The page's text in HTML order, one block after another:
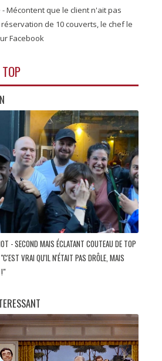
Mécontent que le client n'ait pas
de 10 couverts, le chef le
Facebook
- SECOND MAIS ÉCLATANT COUTEAU DE TOP
VRAI QU'IL N'ÉTAIT PAS DRÔLE, MAIS
!"